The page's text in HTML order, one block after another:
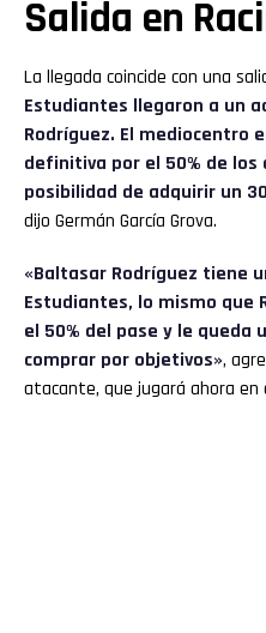
Salida en
La llegada coincide con una
Estudiantes llegaron a un
Rodríguez. El mediocentro
definitiva por el 50% de los
posibilidad de adquirir un
dijo Germán García Grova.
«Baltasar Rodríguez tiene
Estudiantes, lo mismo que
el 50% del pase y le queda
comprar por objetivos»,
atacante, que jugará ahora en